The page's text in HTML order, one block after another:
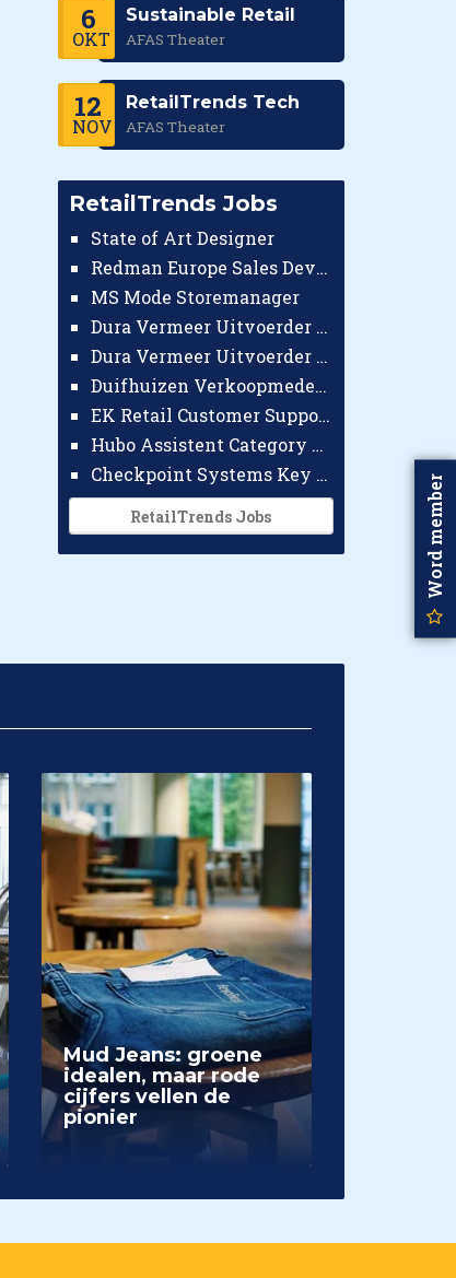
6
OKT
Sustainable Retail
AFAS Theater
12
NOV
RetailTrends Tech
AFAS Theater
RetailTrends Jobs
State of Art Designer
Redman Europe Sales Developer (Europe)
MS Mode Storemanager
Dura Vermeer Uitvoerder GWW Amsterdam
Dura Vermeer Uitvoerder Civiel Nijmegen
Duifhuizen Verkoopmedewerker Ridderkerk
EK Retail Customer Support Omnichannel
Hubo Assistent Category Manager
Checkpoint Systems Key Accountmanager Benelux
RetailTrends Jobs
Mud Jeans: groene
idealen, maar rode
cijfers vellen de
pionier
Word member